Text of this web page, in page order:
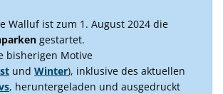
Walluf ist zum 1. August 2024 die
gestartet.
bisherigen Motive
und Winter), inklusive des aktuellen
, heruntergeladen und ausgedruckt